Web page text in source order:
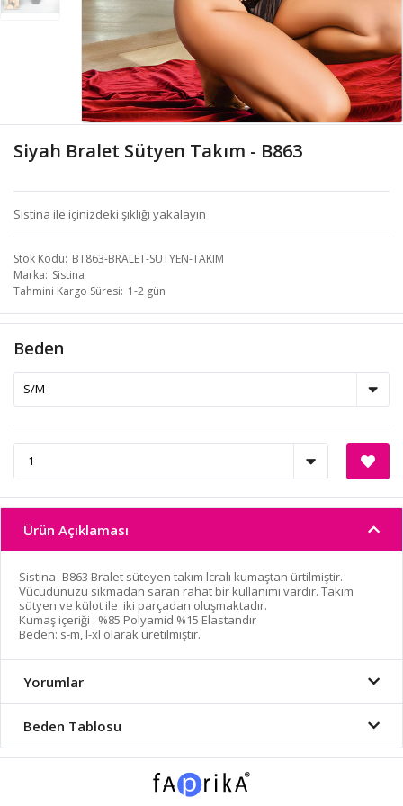
Siyah Bralet Sütyen Takım - B863
Sistina ile içinizdeki şıklığı yakalayın
Stok Kodu BT863-BRALET-SUTYEN-TAKIM
Marka Sistina
Tahmini Kargo Süresi 1-2 gün
Beden
Ürün Açıklaması
Sistina -B863 Bralet süteyen takım lcralı kumaştan ürtilmiştir.
Vücudunuzu sıkmadan saran rahat bir kullanımı vardır. Takım
sütyen ve külot ile iki parçadan oluşmaktadır.
Kumaş içeriği : %85 Polyamid %15 Elastandır
Beden: s-m, l-xl olarak üretilmiştir.
Yorumlar
Beden Tablosu